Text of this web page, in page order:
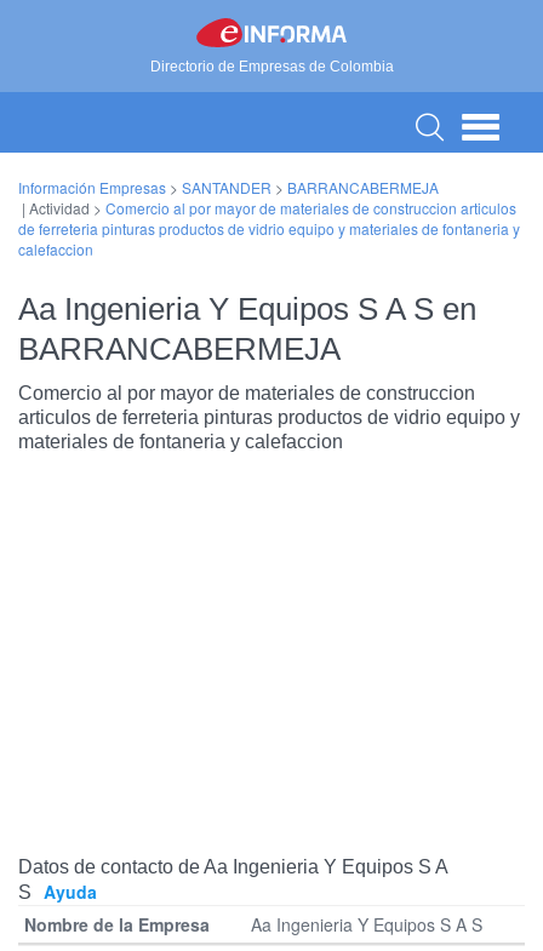
Directorio de Empresas de Colombia
Información Empresas > SANTANDER > BARRANCABERMEJA
| Actividad > Comercio al por mayor de materiales de construccion articulos
de ferreteria pinturas productos de vidrio equipo y materiales de fontaneria y
calefaccion
Aa Ingenieria Y Equipos S A S en
BARRANCABERMEJA
Comercio al por mayor de materiales de construccion
articulos de ferreteria pinturas productos de vidrio equipo y
materiales de fontaneria y calefaccion
Datos de contacto de Aa Ingenieria Y Equipos S A
S
Ayuda
Aa Ingenieria Y Equipos S A S